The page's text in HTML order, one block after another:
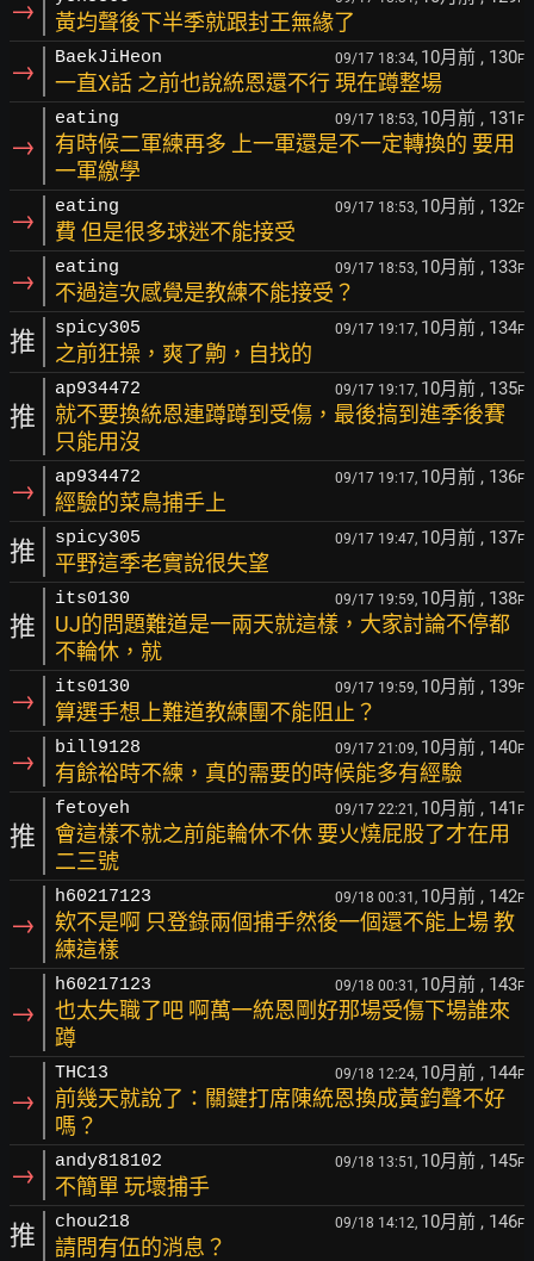
→ 黃均聲後下半季就跟封王無緣了
→ BaekJiHeon 09/17 18:34, 10月前 , 130F
一直X話 之前也說統恩還不行 現在蹲整場
→
eating 09/17 18:53, 10月前 , 131 F
有時候二軍練再多 上一軍還是不一定轉換的 要用
一軍繳學
→ eating 09/17 18:53, 10月前 , 132F
費 但是很多球迷不能接受
→ eating 09/17 18:53, 10月前 , 133F
不過這次感覺是教練不能接受？
推 spicy305 09/17 19:17, 10月前 , 134F
之前狂操，爽了齁，自找的
推
ap934472 09/17 19:17, 10月前 , 135F
就不要換統恩連蹲蹲到受傷，最後搞到進季後賽
只能用沒
→ ap934472 09/17 19:17, 10月前 , 136F
經驗的菜鳥捕手上
推 spicy305 09/17 19:47, 10月前 , 137F
平野這季老實說很失望
推
its0130 09/17 19:59, 10月前 , 138F
UJ的問題難道是一兩天就這樣，大家討論不停都
不輪休，就
→ its0130 09/17 19:59, 10月前 , 139F
算選手想上難道教練團不能阻止？
→ bill9128 09/17 21:09, 10月前 , 140F
有餘裕時不練，真的需要的時候能多有經驗
推
fetoyeh 09/17 22:21, 10月前 , 141 F
會這樣不就之前能輪休不休 要火燒屁股了才在用
二三號
→
h60217123 09/18 00:31, 10月前 , 142F
欸不是啊 只登錄兩個捕手然後一個還不能上場 教
練這樣
→
h60217123 09/18 00:31, 10月前 , 143F
也太失職了吧 啊萬一統恩剛好那場受傷下場誰來
蹲
→
THC13 09/18 12:24, 10月前 , 144F
前幾天就說了：關鍵打席陳統恩換成黃鈞聲不好
嗎？
→ andy818102 09/18 13:51, 10月前 , 145F
不簡單 玩壞捕手
推 chou218 09/18 14:12, 10月前 , 146F
請問有伍的消息？